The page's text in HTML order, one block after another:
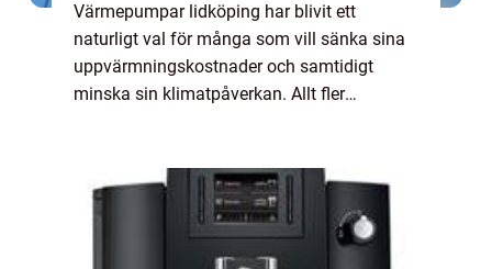
Värmepumpar lidköping har blivit ett
naturligt val för många som vill sänka sina
uppvärmningskostnader och samtidigt
minska sin klimatpåverkan. Allt fler
hållbara l...